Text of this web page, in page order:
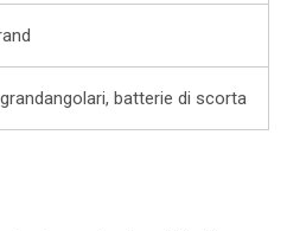
batterie di scorta